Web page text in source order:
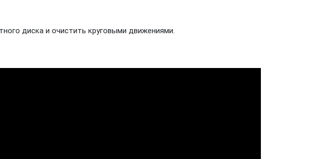
диска и очистить круговыми движениями.